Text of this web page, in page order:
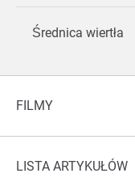
Średnica wiertła
FILMY
LISTA ARTYKUŁÓW